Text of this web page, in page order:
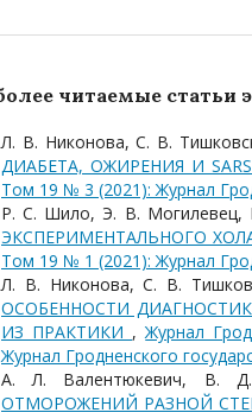
читаемые статьи
Л. В. Никонова, С. В.
ДИАБЕТА, ОЖИРЕНИЯ И
Том 19 № 3 (2021): Журнал
Р. С. Шило, Э. В. Могилевец,
ЭКСПЕРИМЕНТАЛЬНОГО
Том 19 № 1 (2021): Журнал
Л. В. Никонова, С. В.
ОСОБЕННОСТИ
ИЗ ПРАКТИКИ ,Журнал
Журнал Гродненского
А. Л. Валентюкевич, В.
ОТМОРОЖЕНИЙ РАЗНОЙ